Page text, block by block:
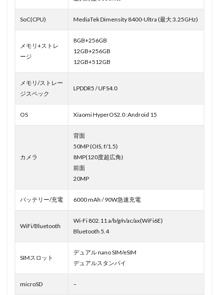
SoC(CPU) MediaTek Dimensity 8400-Ultra (最大 3.25GHz)
メモリ+ストレ
ージ
8GB+256GB
12GB+256GB
12GB+512GB
メモリ/ストレー
ジスペック
LPDDR5 / UFS4.0
OS Xiaomi HyperOS2.0 :Android 15
カメラ
背面
50MP (OIS, f/1.5)
8MP(120度超広角)
前面
20MP
バッテリー/充電 6000 mAh / 90W急速充電
WiFi/Bluetooth
Wi-Fi 802.11 a/b/g/n/ac/ax(WiFi6E)
Bluetooth 5.4
SIMスロット
デュアル nano SIM/eSIM
デュアルスタンバイ
microSD –